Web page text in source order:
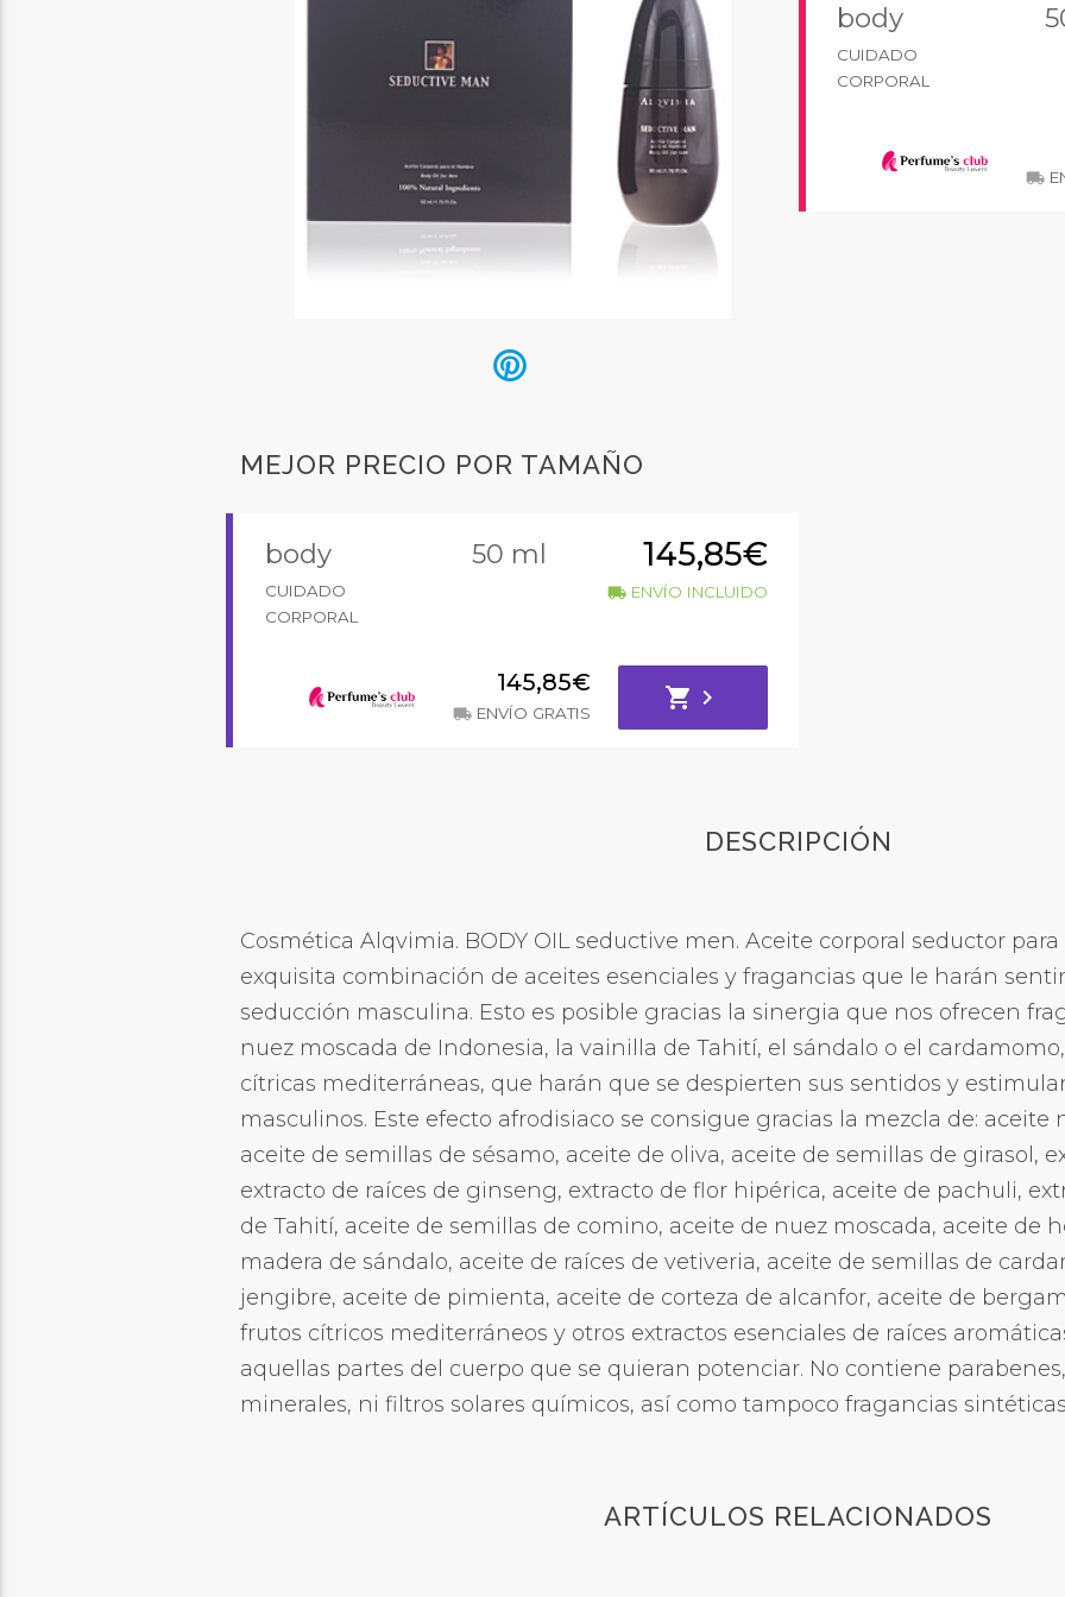
body
CUIDADO
CORPORAL
local_shipping
MEJOR PRECIO POR TAMAÑO
body
CUIDADO
CORPORAL
50 ml 145,85€
local_shippingENVÍO INCLUIDO
145,85€
local_shipping ENVÍO GRATIS
shopping_cart chevron_right
DESCRIPCIÓN
Cosmética Alqvimia. BODY OIL seductive men. Aceite corporal seductor
exquisita combinación de aceites esenciales y fragancias que le harán
seducción masculina. Esto es posible gracias la sinergia que nos ofrecen
nuez moscada de Indonesia, la vainilla de Tahití, el sándalo o el
cítricas mediterráneas, que harán que se despierten sus sentidos y
masculinos. Este efecto afrodisiaco se consigue gracias la mezcla de: aceite
aceite de semillas de sésamo, aceite de oliva, aceite de semillas de girasol,
extracto de raíces de ginseng, extracto de flor hipérica, aceite de pachuli,
de Tahití, aceite de semillas de comino, aceite de nuez moscada, aceite de
madera de sándalo, aceite de raíces de vetiveria, aceite de semillas de
jengibre, aceite de pimienta, aceite de corteza de alcanfor, aceite de
frutos cítricos mediterráneos y otros extractos esenciales de raíces
aquellas partes del cuerpo que se quieran potenciar. No contiene
minerales, ni filtros solares químicos, así como tampoco fragancias
ARTÍCULOS RELACIONADOS